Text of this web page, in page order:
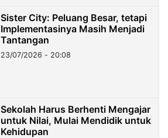
Sister City: Peluang Besar, tetapi
Implementasinya Masih Menjadi
Tantangan
23/07/2026 - 20:08
Sekolah Harus Berhenti Mengajar
untuk Nilai, Mulai Mendidik untuk
Kehidupan